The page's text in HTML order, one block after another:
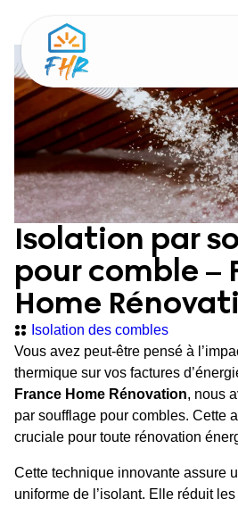
Isolation par
pour comble –
Home
Isolation des combles
Vous avez peut-être pensé à
thermique sur vos factures
France Home Rénovation, nous
par soufflage pour combles. Cette
cruciale pour toute rénovation
Cette technique innovante assure
uniforme de l’isolant. Elle réduit